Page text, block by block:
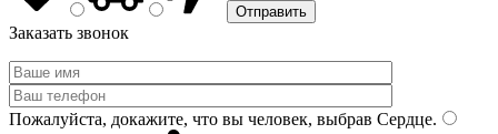
Заказать звонок
Пожалуйста, докажите, что вы человек, выбрав Сердце.